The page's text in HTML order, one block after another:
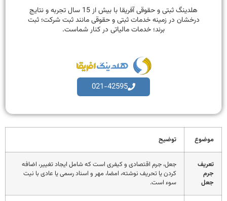
هلدینگ ثبتی و حقوقی آفریقا با بیش از 15 سال تجربه و نتایج
درخشان در زمینه خدمات ثبتی و حقوقی مانند ثبت شرکت؛ ثبت
برند؛ خدمات مالیاتی در کنار شماست.
021-42595
موضوع توضیح
تعریف
جرم
جعل
جعل، جرم اقتصادی و کیفری است که شامل ایجاد تغییر، اضافه
کردن یا تحریف نوشته، امضا، مهر و اسناد رسمی یا عادی با نیت
سوء است.